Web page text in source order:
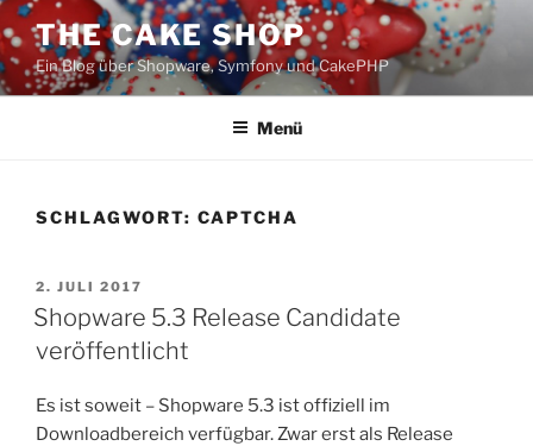
Zum
Inhalt
springen
THE CAKE SHOP
Ein Blog über Shopware, Symfony und CakePHP
Menü
SCHLAGWORT: CAPTCHA
VERÖFFENTLICHT
AM
2. JULI 2017
Shopware 5.3 Release Candidate
veröffentlicht
Es ist soweit – Shopware 5.3 ist offiziell im
Downloadbereich verfügbar. Zwar erst als Release